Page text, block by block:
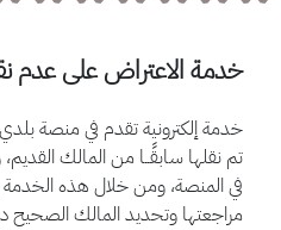
خدمة الاعتراض على عدم
خدمة إلكترونية تقدم في منصة
تم نقلها سابقًــا من المالك
في المنصة، ومن خلال هذه
مراجعتها وتحديد المالك الصحيح